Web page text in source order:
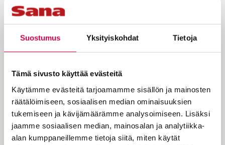
Suostumus Yksityiskohdat Tietoja
Tämä sivusto käyttää evästeitä
Käytämme evästeitä tarjoamamme sisällön ja mainosten
räätälöimiseen, sosiaalisen median ominaisuuksien
tukemiseen ja kävijämäärämme analysoimiseen. Lisäksi
jaamme sosiaalisen median, mainosalan ja analytiikka-
alan kumppaneillemme tietoja siitä, miten käytät
PYHÄ HETKI | 01.12.2023